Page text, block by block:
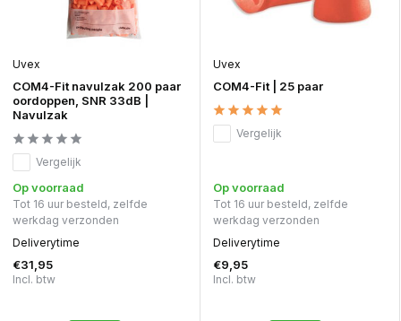
Uvex
COM4-Fit navulzak 200 paar
oordoppen, SNR 33dB |
Navulzak
Vergelijk
Op voorraad
Tot 16 uur besteld, zelfde
werkdag verzonden
Deliverytime
€31,95
Incl. btw
Uvex
COM4-Fit | 25 paar
Vergelijk
Op voorraad
Tot 16 uur besteld, zelfde
werkdag verzonden
Deliverytime
€9,95
Incl. btw